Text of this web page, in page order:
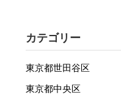
カテゴリー
東京都世田谷区
東京都中央区